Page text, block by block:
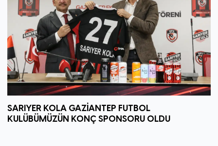
SARIYER KOLA GAZİANTEP FUTBOL
KULÜBÜMÜZÜN KONÇ SPONSORU OLDU